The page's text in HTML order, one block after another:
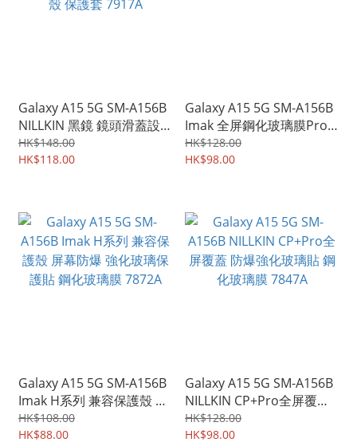
Galaxy A15 5G SM-A156B
NILLKIN 黑鏡 鏡頭滑蓋設
計 四邊全包 手機硬殼 保護
套 7917A
HK$148.00
HK$118.00
Galaxy A15 5G SM-A156B
Imak 全屏鋼化玻璃膜Pro+
強化玻璃貼 7877A
HK$128.00
HK$98.00
Galaxy A15 5G SM-A156B
Imak H系列 兼容保護殼 屏
幕防爆 強化玻璃保護貼 鋼
化玻璃膜 7872A
HK$108.00
HK$88.00
Galaxy A15 5G SM-A156B
NILLKIN CP+Pro全屏覆蓋
防爆強化玻璃貼 鋼化玻璃
膜 7847A
HK$128.00
HK$98.00